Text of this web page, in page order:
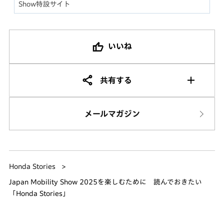
Show特設サイト
いいね
共有する
メールマガジン
Honda Stories
Japan Mobility Show 2025を楽しむために 読んでおきたい
「Honda Stories」